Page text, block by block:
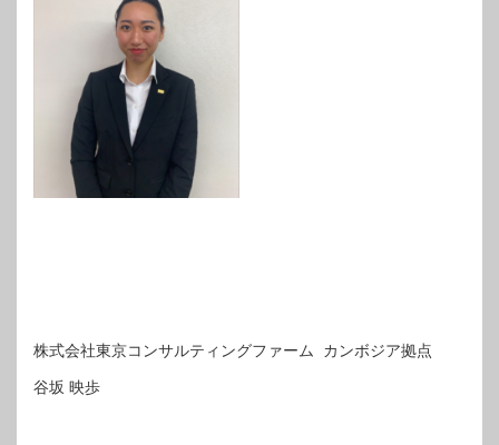
株式会社東京コンサルティングファーム カンボジア拠点
谷坂 映歩